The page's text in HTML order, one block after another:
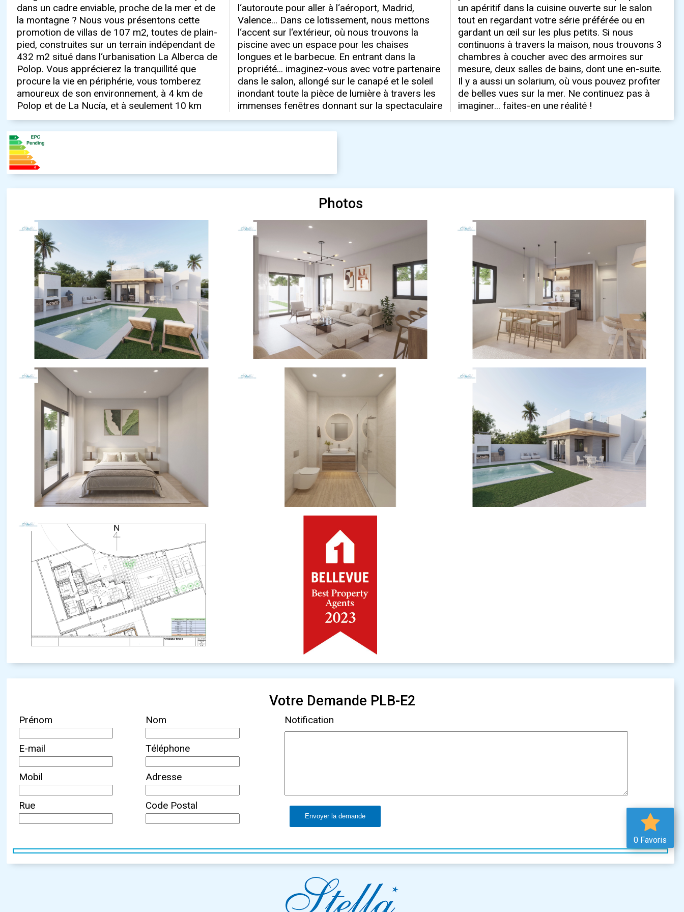
dans un cadre enviable, proche de la mer et de
la montagne ? Nous vous présentons cette
promotion de villas de 107 m2, toutes de plain-
pied, construites sur un terrain indépendant de
432 m2 situé dans l‘urbanisation La Alberca de
Polop. Vous apprécierez la tranquillité que
procure la vie en périphérie, vous tomberez
amoureux de son environnement, à 4 km de
Polop et de La Nucía, et à seulement 10 km
l‘autoroute pour aller à l‘aéroport, Madrid,
Valence... Dans ce lotissement, nous mettons
l‘accent sur l‘extérieur, où nous trouvons la
piscine avec un espace pour les chaises
longues et le barbecue. En entrant dans la
propriété... imaginez-vous avec votre partenaire
dans le salon, allongé sur le canapé et le soleil
inondant toute la pièce de lumière à travers les
immenses fenêtres donnant sur la spectaculaire
un apéritif dans la cuisine ouverte sur le salon
tout en regardant votre série préférée ou en
gardant un œil sur les plus petits. Si nous
continuons à travers la maison, nous trouvons 3
chambres à coucher avec des armoires sur
mesure, deux salles de bains, dont une en-suite.
Il y a aussi un solarium, où vous pouvez profiter
de belles vues sur la mer. Ne continuez pas à
imaginer... faites-en une réalité !
Photos
Votre Demande PLB-E2
Prénom Nom
E-mail Téléphone
Mobil Adresse
Rue Code Postal
Notification
Envoyer la demande
0 Favoris